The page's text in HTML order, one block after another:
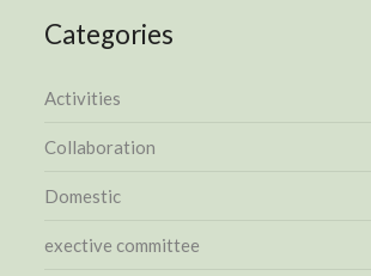
Categories
Activities
Collaboration
Domestic
exective committee